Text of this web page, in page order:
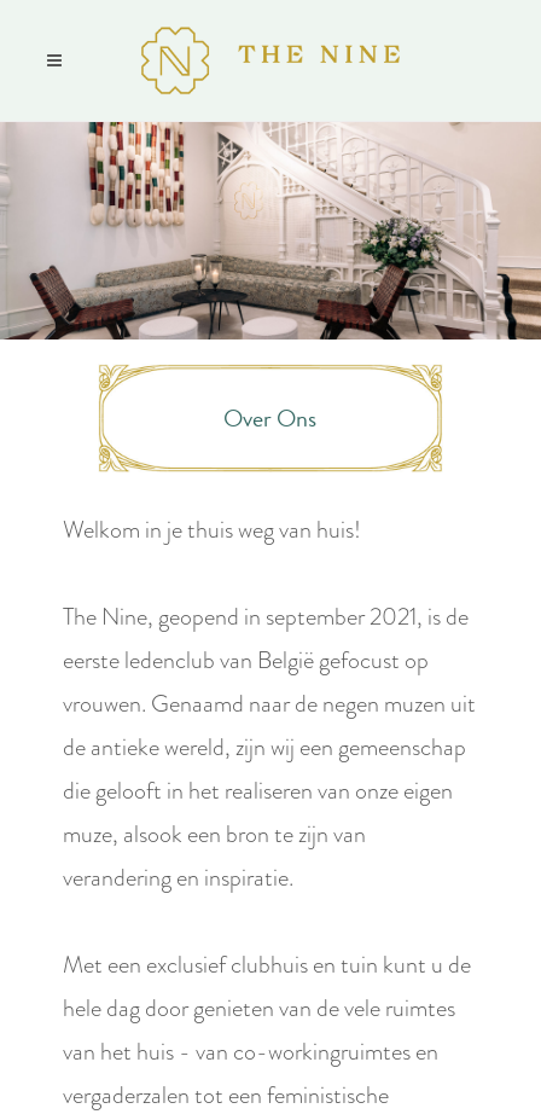
Over Ons
Welkom in je thuis weg van huis!
The Nine, geopend in september 2021, is de
eerste ledenclub van België gefocust op
vrouwen. Genaamd naar de negen muzen uit
de antieke wereld, zijn wij een gemeenschap
die gelooft in het realiseren van onze eigen
muze, alsook een bron te zijn van
verandering en inspiratie.
Met een exclusief clubhuis en tuin kunt u de
hele dag door genieten van de vele ruimtes
van het huis - van co-workingruimtes en
vergaderzalen tot een feministische